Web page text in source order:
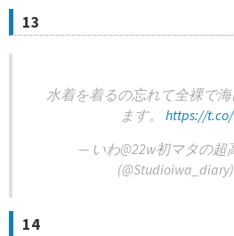
13
水着を着るの忘れて全裸で
ます。 https://
— いわ@22w初マタの超
(@Studioiwa_diary)
14